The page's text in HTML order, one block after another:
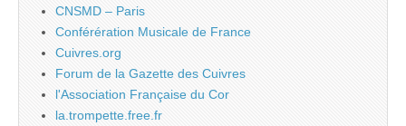
CNSMD – Paris
Conférération Musicale de France
Cuivres.org
Forum de la Gazette des Cuivres
l'Association Française du Cor
la.trompette.free.fr